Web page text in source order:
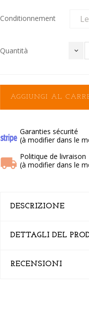
Conditionnement
Quantità
AGGIUNGI AL
Garanties sécurité
(à modifier dans le
Politique de livraison
(à modifier dans le
DESCRIZIONE
DETTAGLI DEL
RECENSIONI